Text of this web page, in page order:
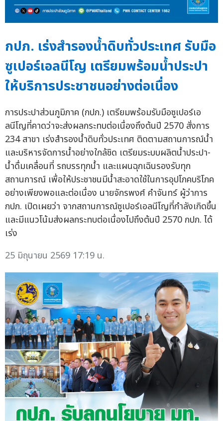
กปภ. เร่งสำรองน้ำดิบทั่วประเทศ รับมือ
ซูเปอร์เอลนีโญ เตรียมพร้อมน้ำประปา
ให้บริการประชาชนอย่างต่อเนื่อง
การประปาส่วนภูมิภาค (กปภ.) เตรียมพร้อมรับมือซูเปอร์เอ
ลนีโญที่คาดว่าจะส่งผลกระทบต่อเนื่องถึงต้นปี 2570 สั่งการ
234 สาขา เร่งสำรองน้ำดิบทั่วประเทศ ติดตามสถานการณ์น้ำ
และบริหารจัดการน้ำอย่างใกล้ชิด เตรียมระบบผลิตน้ำประปา-
น้ำดื่มเคลื่อนที่ รถบรรทุกน้ำ และแผนฉุกเฉินรองรับทุก
สถานการณ์ เพื่อให้ประชาชนมีน้ำสะอาดใช้ในการอุปโภคบริโภค
อย่างเพียงพอและต่อเนื่อง นายจักรพงศ์ คำจันทร์ ผู้ว่าการ
กปภ. เปิดเผยว่า จากสถานการณ์ซูเปอร์เอลนีโญที่กำลังเกิดขึ้น
และมีแนวโน้มส่งผลกระทบต่อเนื่องไปถึงต้นปี 2570 กปภ. ได้
เร่ง
25 มิถุนายน 2569 17:19 น.